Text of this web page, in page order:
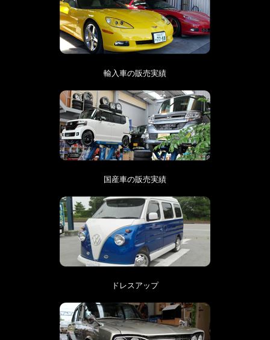
輸入車の販売実績
国産車の販売実績
ドレスアップ